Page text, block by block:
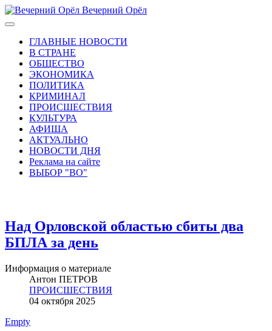
Вечерний Орёл
ГЛАВНЫЕ НОВОСТИ
В СТРАНЕ
ОБЩЕСТВО
ЭКОНОМИКА
ПОЛИТИКА
КРИМИНАЛ
ПРОИСШЕСТВИЯ
КУЛЬТУРА
АФИША
АКТУАЛЬНО
НОВОСТИ ДНЯ
Реклама на сайте
ВЫБОР "ВО"
Над Орловской областью сбиты два
БПЛА за день
Информация о материале
Антон ПЕТРОВ
ПРОИСШЕСТВИЯ
04 октября 2025
Empty